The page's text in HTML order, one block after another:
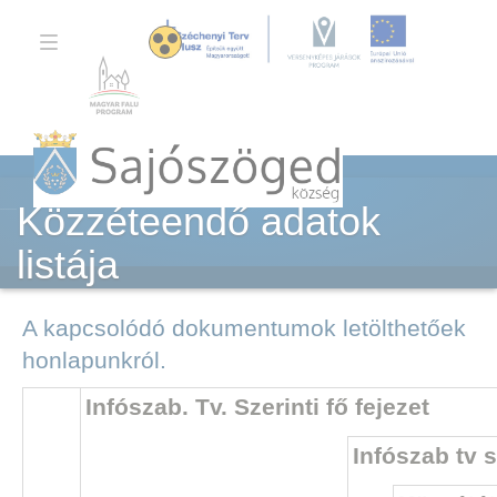
TOGGLE
NAVIGATION
Közzéteendő adatok
listája
A kapcsolódó dokumentumok letölthetőek
honlapunkról.
Infószab. Tv. Szerinti fő fejezet
Infószab tv